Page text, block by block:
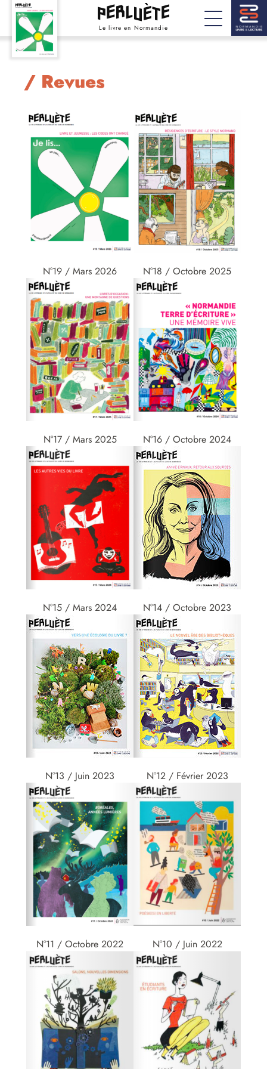
Le livre en Normandie
/ Revues
N°19 / Mars 2026 N°18 / Octobre 2025
N°17 / Mars 2025 N°16 / Octobre 2024
N°15 / Mars 2024 N°14 / Octobre 2023
N°13 / Juin 2023 N°12 / Février 2023
N°11 / Octobre 2022 N°10 / Juin 2022